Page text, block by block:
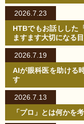
2026.7.23
HTBでもお話しした
ますます大切になる
2026.7.19
AIが眼科医を助ける
す
2026.7.13
「プロ」とは何かを